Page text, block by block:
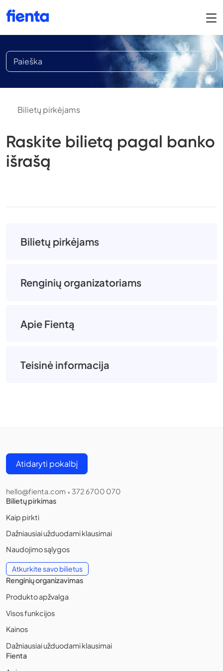
Bilietų pirkėjams
Raskite bilietą pagal banko
išrašą
Bilietų pirkėjams
Renginių organizatoriams
Apie Fientą
Teisinė informacija
Atidaryti pokalbį
hello@fienta.com • 372 6700 070
Bilietų pirkimas
Kaip pirkti
Dažniausiai užduodami klausimai
Naudojimo sąlygos
Atkurkite savo bilietus
Renginių organizavimas
Produkto apžvalga
Visos funkcijos
Kainos
Dažniausiai užduodami klausimai
Fienta